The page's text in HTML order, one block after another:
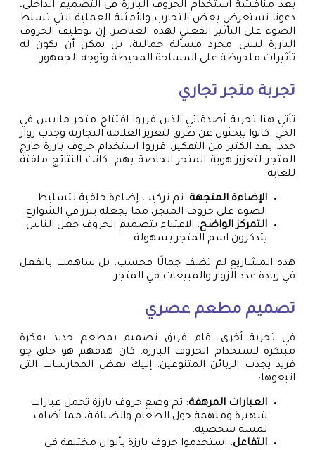
بعد مناقشة استخدام الحروف البارزة في التصميم الداخلي،
دعونا نستعرض بعض التجارب والأمثلة العملية التي تسلط
الضوء على التأثير الفعلي لهذه العناصر. إن توظيف الحروف
البارزة ليس مجرد مسألة جمالية، بل يمكن أن يكون له
تأثيرات ملحوظة على المساحة المحيطة وتوجه الجمهور.
تجربة متجر تجاري
تأتي هنا تجربة أصدقائي الذين قرروا افتتاح متجر ملابس في
الحي. كانوا يبحثون عن طرق لتعزيز العلامة التجارية وجذب زوار
جدد. بعد الكثير من التفكير، قرروا استخدام حروف بارزة خارج
المتجر لتعزيز هوية المتجر الخاصة بهم. كانت النتائج ملفتة
للغاية:
الإضاءة المتجهة: تم تركيب إضاءة خلفية لتسليط
الضوء على حروف المتجر، مما يجعله يبرز في الشوارع.
التمركز الواضح: الاعتناء بتصميم الحروف جعل الناس
يتذكرون اسم المتجر بسهولة.
هذه المشاريع لم تضف جمالًا فحسب، بل ساهمت بالفعل
في زيادة عدد الزوار والمبيعات في المتجر.
تصميم مطعم عصري
في تجربة أخرى، قام فريق تصميم بمطعم جديد بفكرة
مبتكرة لاستخدام الحروف البارزة. كان هدفهم هو خلق جو
فريد يجذب الزبائن المتنوعين. إليك بعض الممارسات التي
اتبعوها:
العبارات المرهفة: تم وضع حروف بارزة تحمل عبارات
شهيرة وملهمة حول الطعام والضيافة، مما أضاف
لمسة شخصية.
التفاعل: استخدموا حروف بارزة بألوان مختلفة في